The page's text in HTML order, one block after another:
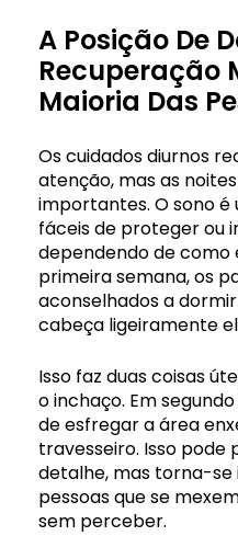
A Posição De
Recuperação
Maioria Das
Os cuidados diurnos
atenção, mas as
importantes. O sono é
fáceis de proteger ou
dependendo de como
primeira semana, os
aconselhados a
cabeça ligeiramente
Isso faz duas coisas
o inchaço. Em
de esfregar a área
travesseiro. Isso
detalhe, mas torna-
pessoas que se
sem perceber.